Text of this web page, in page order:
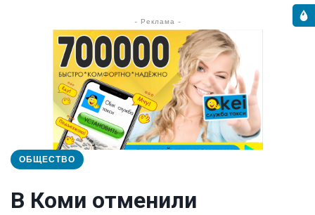
- Реклама -
ОБЩЕСТВО
В Коми отменили